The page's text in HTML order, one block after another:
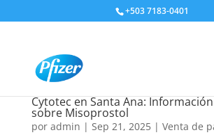
+503 7183-0401
Cytotec en Santa Ana:
sobre Misoprostol
por admin | Sep 21, 2025| Venta de